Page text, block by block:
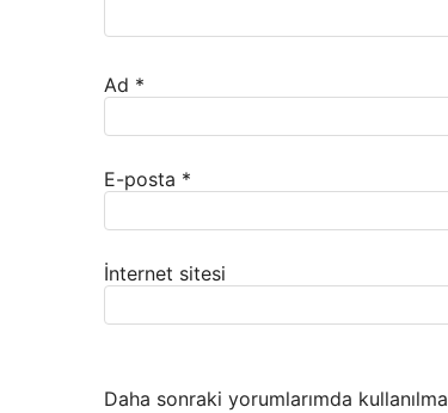
Ad *
E-posta *
İnternet sitesi
Daha sonraki yorumlarımda